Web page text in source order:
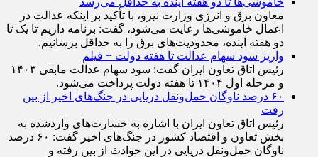
معاون برق و انرژی وزارت نیرو، با تأکید بر اینکه عدالت در
اعمال خاموشی‌ها رعایت می‌شود، گفت: برنامه داریم تا یک تا
دو هفته آینده، محدودیت‌های برق را به حداقل برسانیم.
واریز سود سهام عدالت تا هفته دولت + فیلم
رئیس اتاق تعاون ایران گفت: سود سهام عدالت مابقی ۱۴۰۳
و مرحله اول ۱۴۰۴ تا هفته دولت پرداخت می‌شود.
۶۰ درصد ناوگان حمل‌ونقل دریایی در جنگ‌های اخیر از بین
رفت
رئیس اتاق تعاون ایران با اشاره به خسارت‌های واردشده به
بخش تعاون و اقتصاد کشور در جنگ‌های اخیر گفت: ۶۰ درصد
ناوگان حمل‌ونقل دریایی در این حوادث از بین رفته و